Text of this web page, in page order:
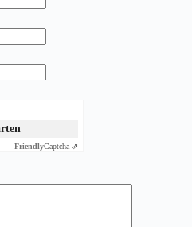
FriendlyCaptcha ⇗